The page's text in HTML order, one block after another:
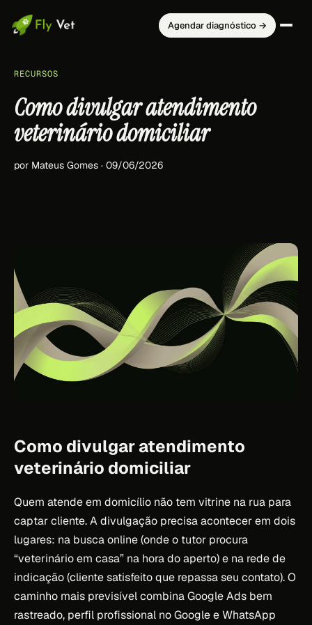
Agendar diagnóstico →
RECURSOS
Como divulgar atendimento
veterinário domiciliar
por Mateus Gomes · 09/06/2026
Como divulgar atendimento
veterinário domiciliar
Quem atende em domicílio não tem vitrine na rua para
captar cliente. A divulgação precisa acontecer em dois
lugares: na busca online (onde o tutor procura
“veterinário em casa” na hora do aperto) e na rede de
indicação (cliente satisfeito que repassa seu contato). O
caminho mais previsível combina Google Ads bem
rastreado, perfil profissional no Google e WhatsApp